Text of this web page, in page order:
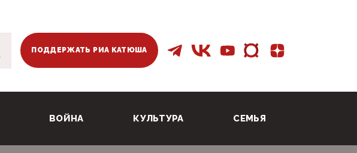
ПОДДЕРЖАТЬ РИА КАТЮША
ВОЙНА КУЛЬТУРА СЕМЬЯ